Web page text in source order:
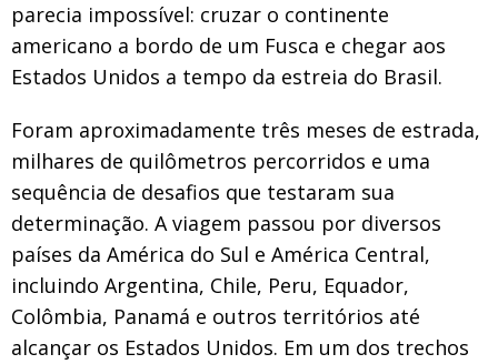
parecia impossível: cruzar o continente
americano a bordo de um Fusca e chegar aos
Estados Unidos a tempo da estreia do Brasil.
Foram aproximadamente três meses de estrada,
milhares de quilômetros percorridos e uma
sequência de desafios que testaram sua
determinação. A viagem passou por diversos
países da América do Sul e América Central,
incluindo Argentina, Chile, Peru, Equador,
Colômbia, Panamá e outros territórios até
alcançar os Estados Unidos. Em um dos trechos